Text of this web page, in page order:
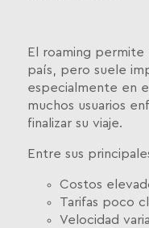
El roaming
país, pero suele
especialmente en
muchos usuarios
finalizar su viaje.
Entre sus
Costos
Tarifas poco
Velocidad